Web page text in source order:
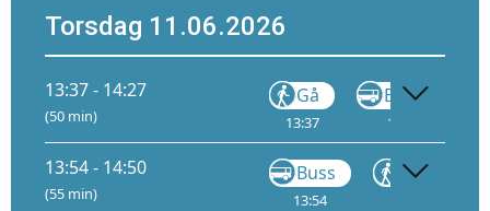
Torsdag 11.06.2026
13:37 - 14:27
(50 min)
Gå
13:37
Buss
13:52
13:54 - 14:50
(55 min)
Buss
13:54
Gå